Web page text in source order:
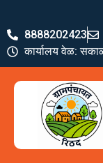
8888202423
कार्यालय वेळ: